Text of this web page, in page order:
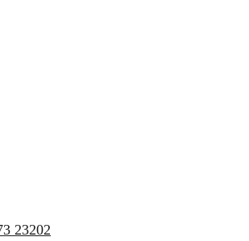
23202